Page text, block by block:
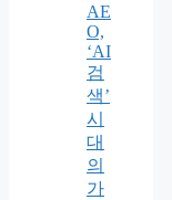
AE
O,
‘AI
검
색’
시
대
의
가